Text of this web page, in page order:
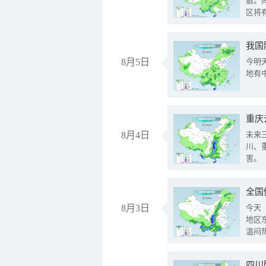
区将
8月5日
我国
今明
地有
8月4日
重庆
未来
川、
害。
8月3日
全国
今天
地区
温闷